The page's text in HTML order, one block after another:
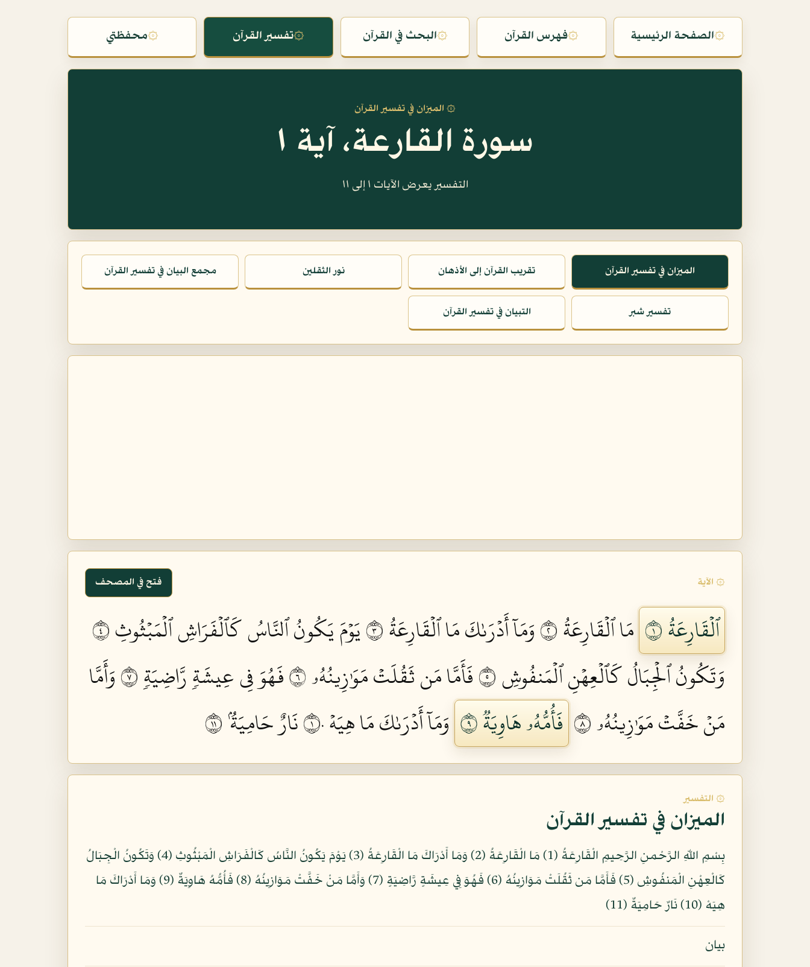
۞الصفحة الرئيسية ۞فهرس القرآن ۞البحث في القرآن ۞تفسير القرآن ۞محفظتي
۞ الميزان في تفسير القرآن
سورة القارعة، آية ١
التفسير يعرض الآيات ١ إلى ١١
الميزان في تفسير القرآن تقريب القرآن إلى الأذهان نور الثقلين مجمع البيان في تفسير القرآن
تفسير شبر التبيان في تفسير القرآن
۞ الآية فتح في المصحف
ٱلۡقَارِعَةُ ١ مَا ٱلۡقَارِعَةُ ٢ وَمَآ أَدۡرَىٰكَ مَا ٱلۡقَارِعَةُ ٣
يَوۡمَ يَكُونُ ٱلنَّاسُ كَٱلۡفَرَاشِ ٱلۡمَبۡثُوثِ ٤
وَتَكُونُ ٱلۡجِبَالُ كَٱلۡعِهۡنِ ٱلۡمَنفُوشِ ٥
فَأَمَّا مَن ثَقُلَتۡ مَوَٰزِينُهُۥ ٦ فَهُوَ فِي عِيشَةٖ رَّاضِيَةٖ ٧
وَأَمَّا
مَنۡ خَفَّتۡ مَوَٰزِينُهُۥ ٨
فَأُمُّهُۥ هَاوِيَةٞ ٩ وَمَآ أَدۡرَىٰكَ مَا هِيَهۡ ١٠ نَارٌ حَامِيَةُۢ ١١
۞ التفسير
الميزان في تفسير القرآن
بِسْمِ اللّهِ الرَّحْمنِ الرَّحِيمِ الْقَارِعَةُ (1) مَا الْقَارِعَةُ (2) وَمَا أَدْرَاكَ مَا الْقَارِعَةُ (3) يَوْمَ يَكُونُ النَّاسُ كَالْفَرَاشِ الْمَبْثُوثِ (4) وَتَكُونُ الْجِبَالُ
كَالْعِهْنِ الْمَنفُوشِ (5) فَأَمَّا مَن ثَقُلَتْ مَوَازِينُهُ (6) فَهُوَ فِي عِيشَةٍ رَّاضِيَةٍ (7) وَأَمَّا مَنْ خَفَّتْ مَوَازِينُهُ (8) فَأُمُّهُ هَاوِيَةٌ (9) وَمَا أَدْرَاكَ مَا
هِيَهْ (10) نَارٌ حَامِيَةٌ (11)
بيان